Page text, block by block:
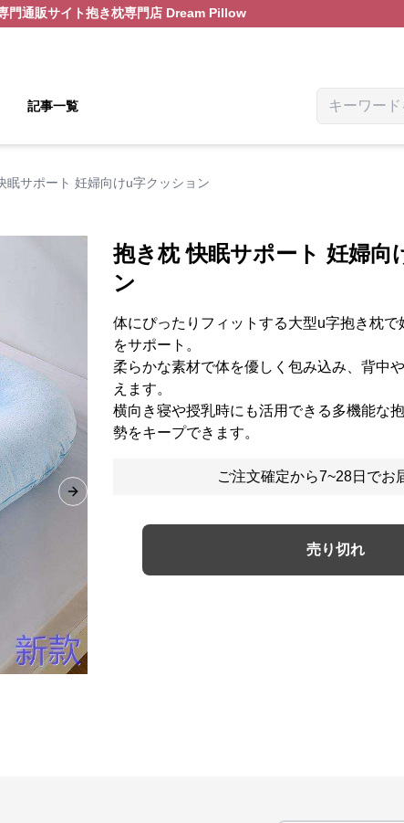
門通販サイト抱き枕専門店 Dream Pillow
記事一覧
眠サポート 妊婦向けu字クッション
Next slide
抱き枕 快眠サポート 妊婦向
ン
体にぴったりフィットする大型u字抱き枕
をサポート。
柔らかな素材で体を優しく包み込み、背中
えます。
横向き寝や授乳時にも活用できる多機能な
勢をキープできます。
ご注文確定から7~28日でお
売り切れ